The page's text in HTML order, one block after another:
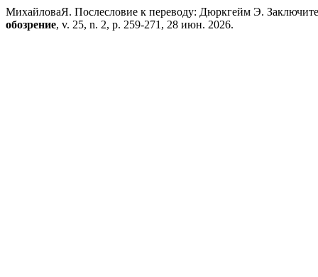
МихайловаЯ. Послесловие к переводу: Дюркгейм Э.
обозрение, v. 25, n. 2, p. 259-271, 28 июн. 2026.